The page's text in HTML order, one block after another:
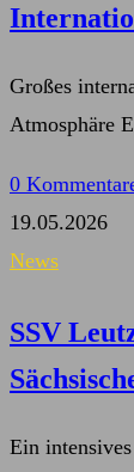
Großes
Atmosphäre
0
19.05.2026
News
SSV
Ein